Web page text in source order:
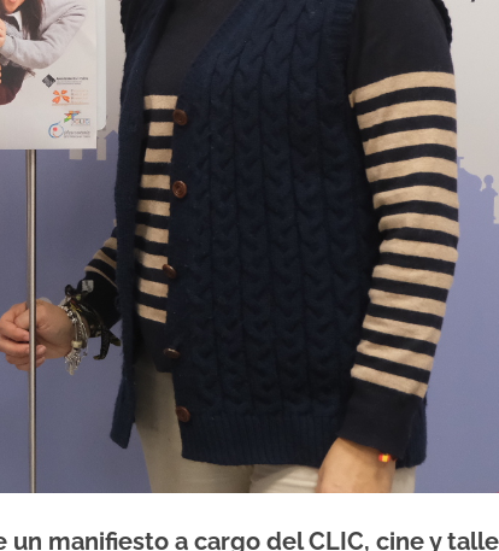
manifiesto a cargo del CLIC, cine y